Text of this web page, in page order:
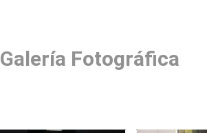
Galería Fotográfica